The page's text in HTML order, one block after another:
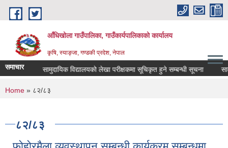
Skip to main content
आँधिखोला गाउँपालिका, गाउँकार्यपालिकाको कार्यालय
कृषि, स्याङ्जा, गण्डकी प्रदेश, नेपाल
समाचार
सूचना सामुदायिक विद्यालयको लेखा परीक्षकमा सूचिकृत हुने सम्बन्धी सूचना
You are here
Home » ८२/८३
८२/८३